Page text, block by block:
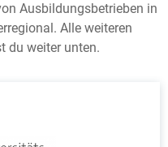
Ausbildungsbetrieben in
Alle weiteren
du weiter unten.